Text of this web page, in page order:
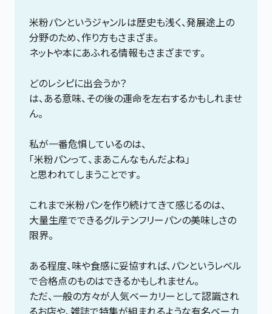
米粉パンというジャンルは歴史も浅く、発展途上の
分野のため、作り方もさまざま。
ネットや本にあふれる情報もさまざまです。
どのレシピに出会うか？
は、ある意味、その後の運命を左右するかもしれませ
ん。
私が一番危惧しているのは、
「米粉パンって、まあこんなもんだよね」
と思われてしまうことです。
これまで米粉パンを作り続けてきて感じるのは、
大量生産でできるグルテンフリーパンの美味しさの
限界。
ある程度、味や食感に妥協すれば、パンというレベル
で合格点のものはできるかもしれません。
ただ、一般の方々が人気ベーカリーとして認識され